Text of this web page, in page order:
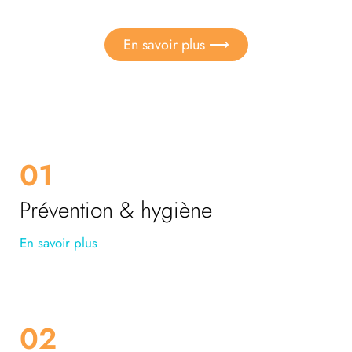
En savoir plus ⟶
01
Prévention & hygiène
En savoir plus
02